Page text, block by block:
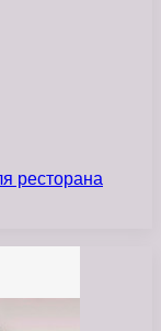
ресторана